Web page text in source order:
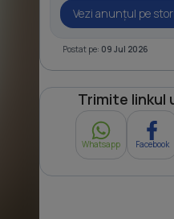
Vezi anunțul pe
Postat pe: 09 Jul 2026
Trimite linkul
Whatsapp Facebook